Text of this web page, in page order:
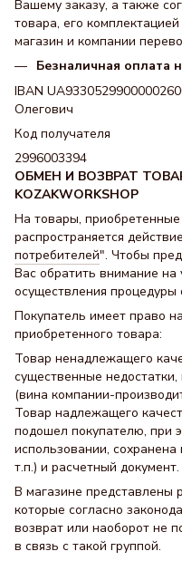
Вашему заказу, а также
товара, его
магазин и компании
Безналичная оплата
IBAN
Олегович
Код получателя
2996003394
ОБМЕН И ВОЗВРАТ
KOZAKWORKSHOP
На товары,
распространяется
потребителей". Чтобы
Вас обратить внимание
осуществления процедуры
Покупатель имеет право
приобретенного товара:
Товар ненадлежащего
существенные
(вина компании-
Товар надлежащего
подошел покупателю, при
использовании,
т.п.) и расчетный документ.
В магазине представлены
которые согласно
возврат или наоборот не
в связь с такой группой.